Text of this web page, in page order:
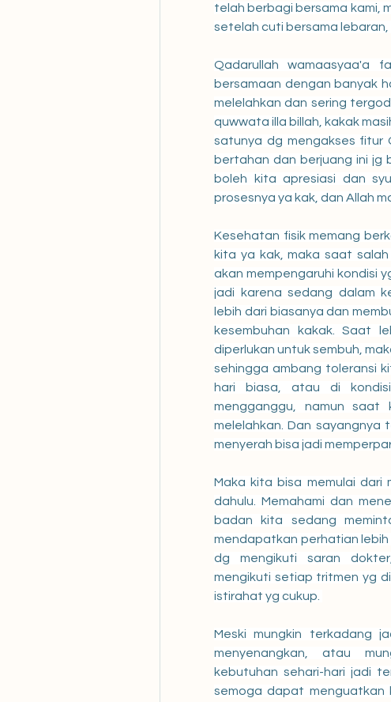
telah berbagi bersama kami,
setelah cuti bersama lebaran,
Qadarullah wamaasyaa'a
bersamaan dengan banyak
melelahkan dan sering
quwwata illa billah, kakak
satunya dg mengakses fitur
bertahan dan berjuang ini jg
boleh kita apresiasi dan
prosesnya ya kak, dan Allah
Kesehatan fisik memang
kita ya kak, maka saat
akan mempengaruhi kondisi
jadi karena sedang dalam
lebih dari biasanya dan
kesembuhan kakak. Saat
diperlukan untuk sembuh,
sehingga ambang toleransi
hari biasa, atau di
mengganggu, namun
melelahkan. Dan
menyerah bisa jadi
Maka kita bisa memulai dari
dahulu. Memahami dan
badan kita sedang
mendapatkan perhatian lebih
dg mengikuti saran
mengikuti setiap tritmen yg
istirahat yg cukup.
Meski mungkin terkadang
menyenangkan, atau
kebutuhan sehari-hari jadi
semoga dapat menguatkan